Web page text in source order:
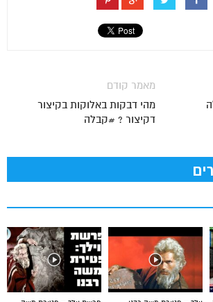
מאמר קודם
מהי דבקות באלוקות בקיצור
דקיצור ? #קבלה